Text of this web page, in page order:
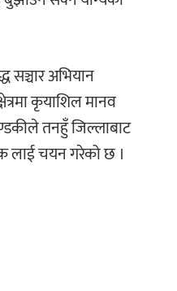
सञ्चार अभियान
कृयाशिल मानव
तनहुँ जिल्लाबाट
लाई चयन गरेको छ ।